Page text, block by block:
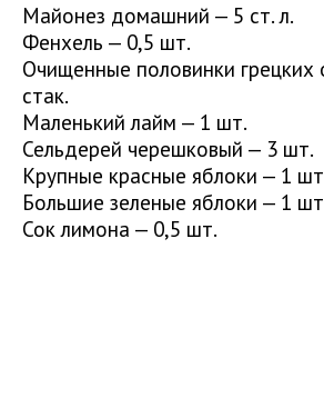
Майонез домашний — 5 ст. л.
Фенхель — 0,5 шт.
Очищенные половинки грецких
стак.
Маленький лайм — 1 шт.
Сельдерей черешковый — 3 шт.
Крупные красные яблоки — 1
Большие зеленые яблоки — 1
Сок лимона — 0,5 шт.